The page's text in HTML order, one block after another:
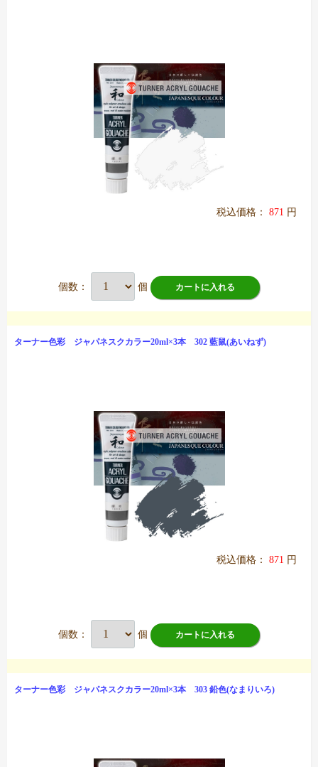
税込価格： 871 円
個数： 個 カートに入れる
ターナー色彩 ジャパネスクカラー20ml×3本 302 藍鼠(あいねず)
税込価格： 871 円
個数： 個 カートに入れる
ターナー色彩 ジャパネスクカラー20ml×3本 303 鉛色(なまりいろ)